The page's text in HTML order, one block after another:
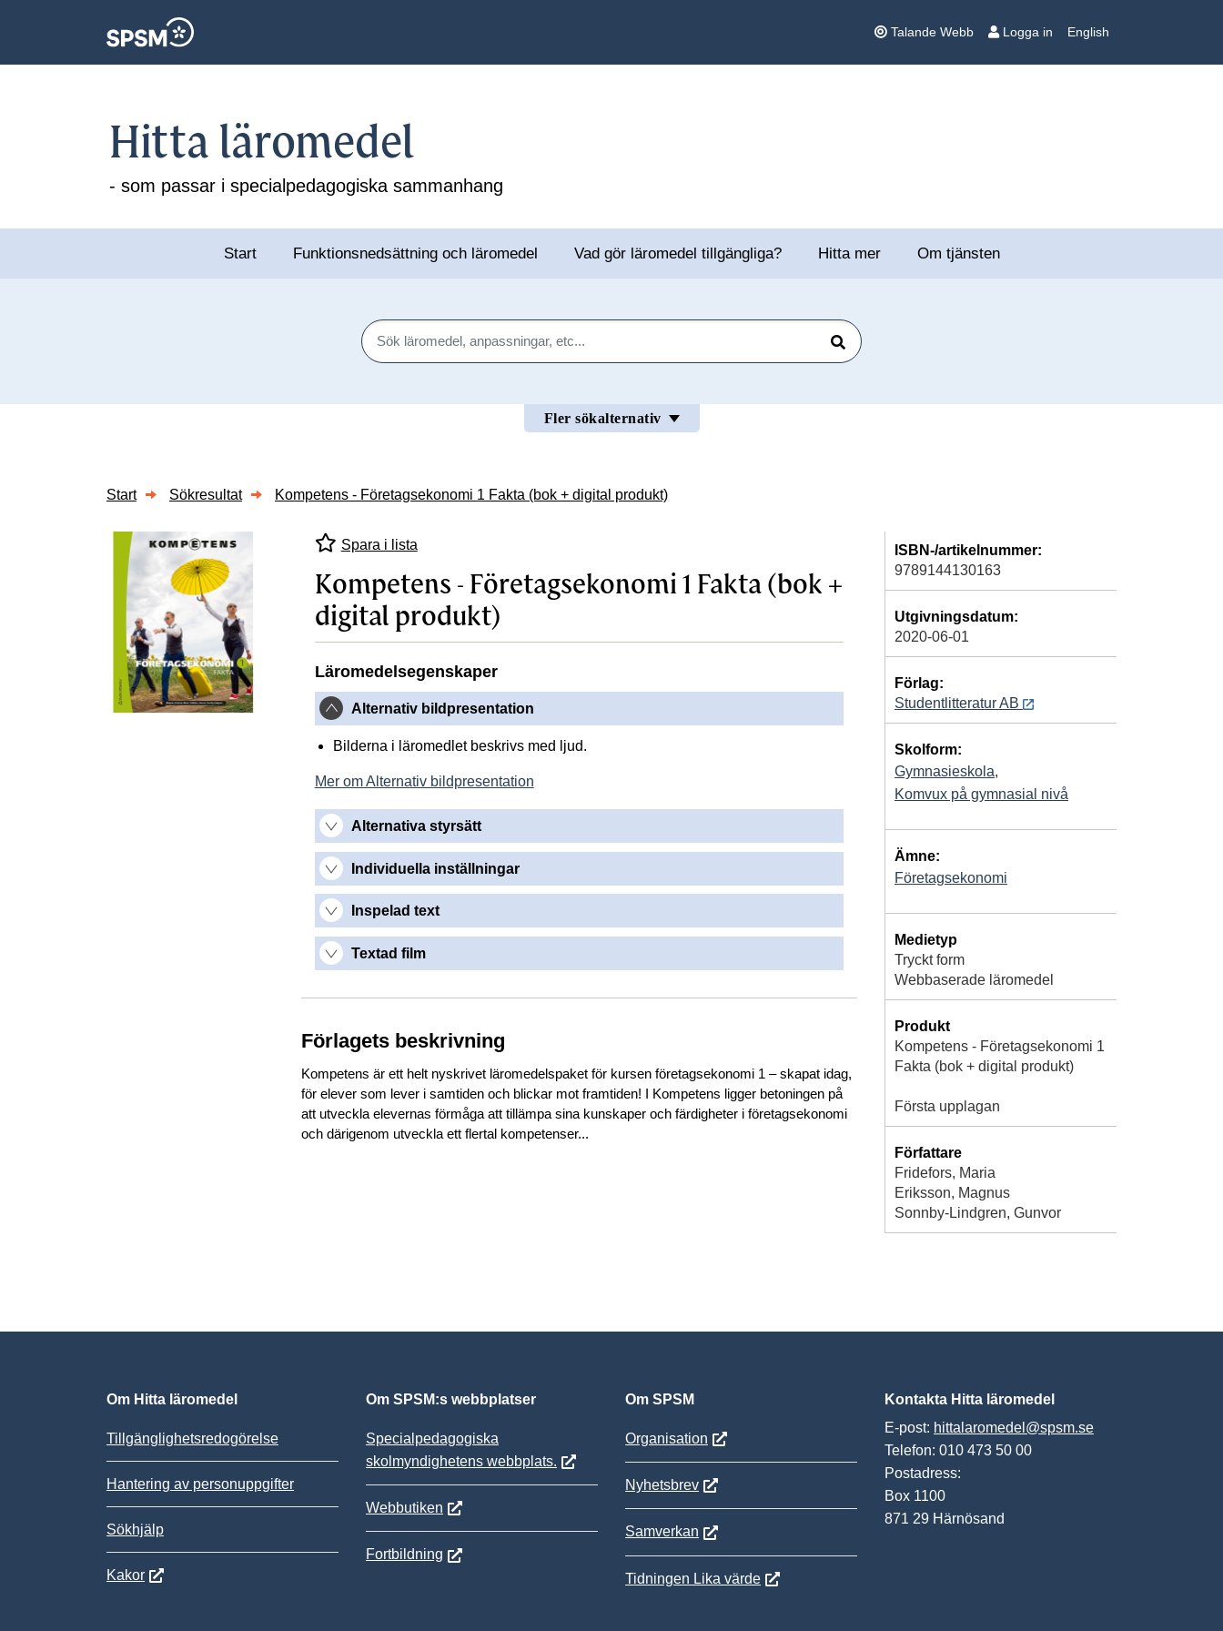
Talande Webb Logga in English
Hitta läromedel
- som passar i specialpedagogiska sammanhang
Start Funktionsnedsättning och läromedel Vad gör läromedel tillgängliga? Hitta mer Om tjänsten
Sök
Sök
Fler sökalternativ
Start Sökresultat Kompetens - Företagsekonomi 1 Fakta (bok + digital produkt)
Spara i lista
Kompetens - Företagsekonomi 1 Fakta (bok +
digital produkt)
Läromedelsegenskaper
Alternativ bildpresentation
Bilderna i läromedlet beskrivs med ljud.
Mer om Alternativ bildpresentation
Alternativa styrsätt
Individuella inställningar
Inspelad text
Textad film
Förlagets beskrivning
Kompetens är ett helt nyskrivet läromedelspaket för kursen företagsekonomi 1 – skapat idag,
för elever som lever i samtiden och blickar mot framtiden! I Kompetens ligger betoningen på
att utveckla elevernas förmåga att tillämpa sina kunskaper och färdigheter i företagsekonomi
och därigenom utveckla ett flertal kompetenser...
ISBN-/artikelnummer:
9789144130163
Utgivningsdatum:
2020-06-01
Förlag:
Studentlitteratur AB
Skolform:
Gymnasieskola,
Komvux på gymnasial nivå
Ämne:
Företagsekonomi
Medietyp
Tryckt form
Webbaserade läromedel
Produkt
Kompetens - Företagsekonomi 1
Fakta (bok + digital produkt)
Första upplagan
Författare
Fridefors, Maria
Eriksson, Magnus
Sonnby-Lindgren, Gunvor
Om Hitta läromedel
Tillgänglighetsredogörelse
Hantering av personuppgifter
Sökhjälp
Kakor
Om SPSM:s webbplatser
Specialpedagogiska
skolmyndighetens webbplats.
Webbutiken
Fortbildning
Om SPSM
Organisation
Nyhetsbrev
Samverkan
Tidningen Lika värde
Kontakta Hitta läromedel
E-post: hittalaromedel@spsm.se
Telefon: 010 473 50 00
Postadress:
Box 1100
871 29 Härnösand